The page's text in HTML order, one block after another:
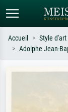
Accueil Style d'art
Adolphe Jean-